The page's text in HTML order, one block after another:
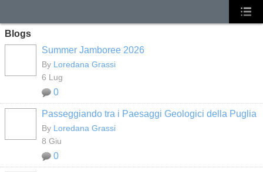
Blogs
Summer Jamboree 2026
By Loredana Grassi
6 Lug
0
Passeggiando tra i Paesaggi Geologici della Puglia
By Loredana Grassi
8 Giu
0